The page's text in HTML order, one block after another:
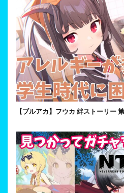
【ブルアカ】フウカ 絆ストーリー